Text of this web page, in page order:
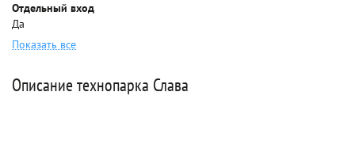
Отдельный вход
Да
Показать все
Описание технопарка Слава